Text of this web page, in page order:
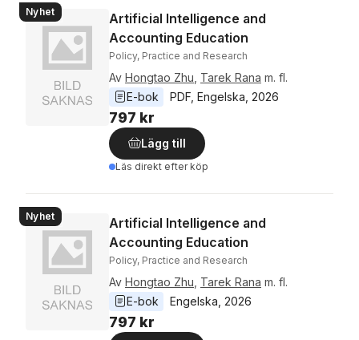
Nyhet
Artificial Intelligence and
Accounting Education
Policy, Practice and Research
Av Hongtao Zhu Tarek Rana m. fl.
E-bok
PDF Engelska 2026
797 kr
Lägg till
Läs direkt efter köp
Nyhet
Artificial Intelligence and
Accounting Education
Policy, Practice and Research
Av Hongtao Zhu Tarek Rana m. fl.
E-bok
Engelska 2026
797 kr